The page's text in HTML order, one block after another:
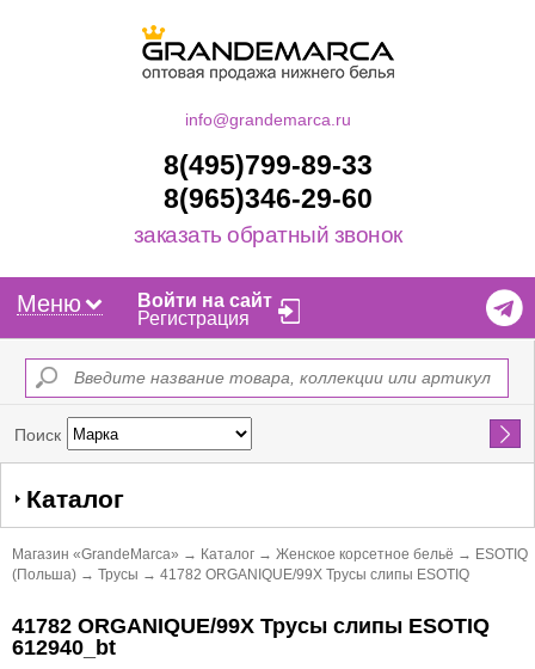
info@grandemarca.ru
8(495)799-89-33
8(965)346-29-60
заказать обратный звонок
Меню
Войти на сайт
Регистрация
Поиск Найти
Каталог
Магазин «GrandeMarca» → Каталог → Женское корсетное бельё → ESOTIQ
(Польша) → Трусы → 41782 ORGANIQUE/99X Трусы слипы ESOTIQ
41782 ORGANIQUE/99X Трусы слипы ESOTIQ
612940_bt